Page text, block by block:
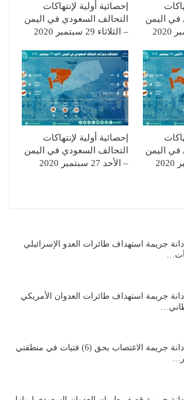
في اليمن
إحصائية أولية لإنتهاكات
التحالف السعودي في اليمن
– الثلاثاء 29 سبتمبر 2020
في اليمن
إحصائية أولية لإنتهاكات
التحالف السعودي في اليمن
– الأحد 27 سبتمبر 2020
جريمة استهداف طائرات العدو الإسرائيلي
جريمة استهداف طائرات العدوان الأمريكي
بيان إدانة جريمة الاغتصاب بحق (6) فتيات في منطقتي